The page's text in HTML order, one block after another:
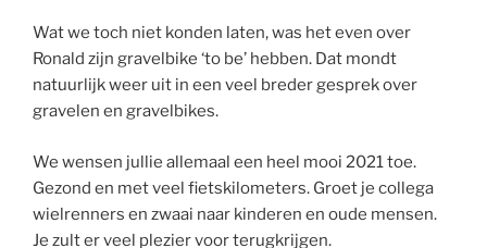
Wat we toch niet konden laten, was het even over
Ronald zijn gravelbike ‘to be’ hebben. Dat mondt
natuurlijk weer uit in een veel breder gesprek over
gravelen en gravelbikes.
We wensen jullie allemaal een heel mooi 2021 toe.
Gezond en met veel fietskilometers. Groet je collega
wielrenners en zwaai naar kinderen en oude mensen.
Je zult er veel plezier voor terugkrijgen.